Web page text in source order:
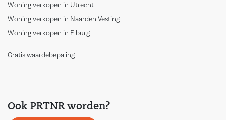
Woning verkopen in Utrecht
Woning verkopen in Naarden Vesting
Woning verkopen in Elburg
Gratis waardebepaling
Ook PRTNR worden?